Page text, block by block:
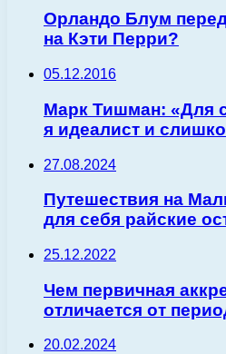
Орландо Блум
на Кэти Перри?
05.12.2016
Марк Тишман: «Для
я идеалист и
27.08.2024
Путешествия на
для себя райские
25.12.2022
Чем первичная
отличается от
20.02.2024